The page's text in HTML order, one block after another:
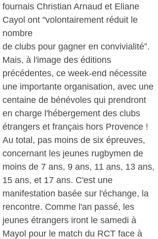
fournais Christian Arnaud et Eliane
Cayol ont "volontairement réduit le
nombre
de clubs pour gagner en convivialité”.
Mais, à l'image des éditions
précédentes, ce week-end nécessite
une importante organisation, avec une
centaine de bénévoles qui prendront
en charge l'hébergement des clubs
étrangers et français hors Provence !
Au total, pas moins de six épreuves,
concernant les jeunes rugbymen de
moins de 7 ans, 9 ans, 11 ans, 13 ans,
15 ans, et 17 ans. C'est une
manifestation basée sur l'échange, la
rencontre. Comme l'an passé, les
jeunes étrangers iront le samedi à
Mayol pour le match du RCT face à